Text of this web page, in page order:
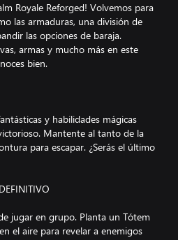
Royale Reforged! Volvemos para
las armaduras, una división de
las opciones de baraja.
armas y mucho más en este
bien.
y habilidades mágicas
Mantente al tanto de la
para escapar. ¿Serás el último
jugar en grupo. Planta un Tótem
el aire para revelar a enemigos